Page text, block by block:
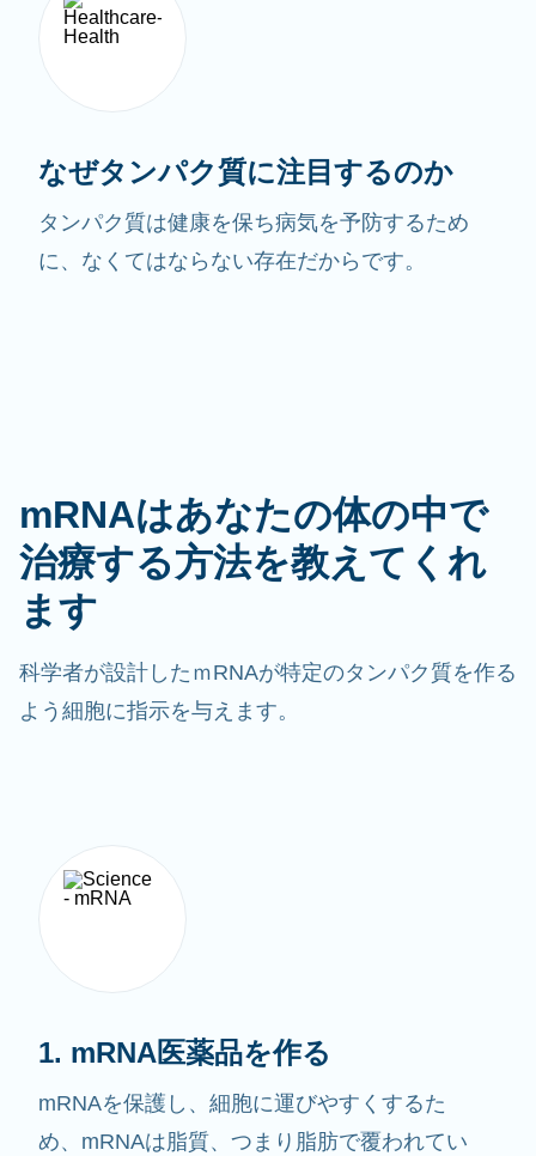
なぜタンパク質に注目するのか
タンパク質は健康を保ち病気を予防するため
に、なくてはならない存在だからです。
mRNAはあなたの体の中で
治療する方法を教えてくれ
ます
科学者が設計したｍRNAが特定のタンパク質を作る
よう細胞に指示を与えます。
1. mRNA医薬品を作る
mRNAを保護し、細胞に運びやすくするた
め、mRNAは脂質、つまり脂肪で覆われてい